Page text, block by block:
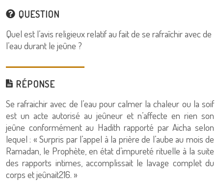
QUESTION
Quel est l’avis religieux relatif au fait de se rafraîchir avec de
l’eau durant le jeûne ?
RÉPONSE
Se rafraichir avec de l’eau pour calmer la chaleur ou la soif
est un acte autorisé au jeûneur et n’affecte en rien son
jeûne conformément au Hadith rapporté par Aicha selon
lequel : « Surpris par l’appel à la prière de l’aube au mois de
Ramadan, le Prophète, en état d’impureté rituelle à la suite
des rapports intimes, accomplissait le lavage complet du
corps et jeûnait216. »